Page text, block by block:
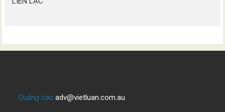
Quảng cáo adv@vietluan.com.au